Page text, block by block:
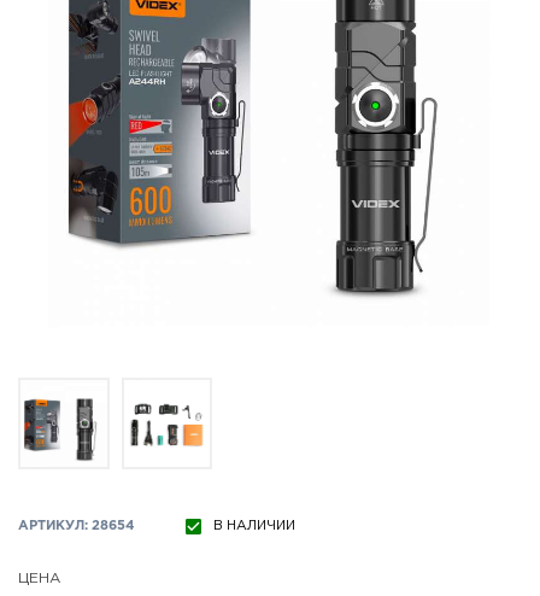
АРТИКУЛ: 28654 В НАЛИЧИИ
ЦЕНА